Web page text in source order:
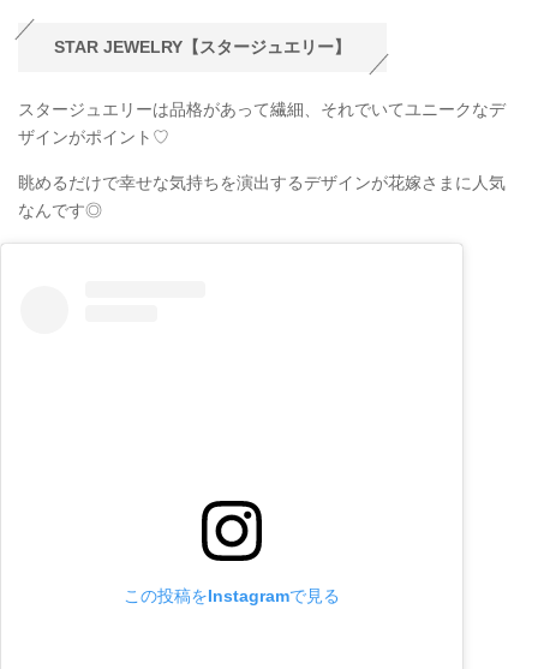
STAR JEWELRY【スタージュエリー】
スタージュエリーは品格があって繊細、それでいてユニークなデ
ザインがポイント♡
眺めるだけで幸せな気持ちを演出するデザインが花嫁さまに人気
なんです◎
この投稿をInstagramで見る